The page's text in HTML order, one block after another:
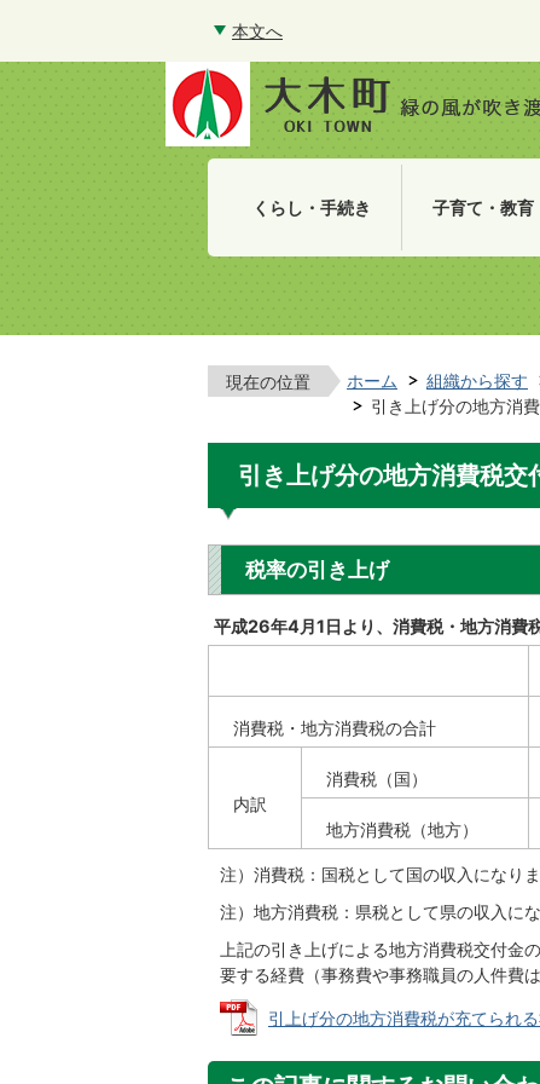
本文へ
くらし・手続き 子育て・教育
現在の位置 ホーム 組織から探す
引き上げ分の地方消
引き上げ分の地方消費税交
税率の引き上げ
平成26年4月1日より、消費税・地方消費
消費税・地方消費税の合計
内訳
消費税（国）
地方消費税（地方）
注）消費税：国税として国の収入になりま
注）地方消費税：県税として県の収入に
上記の引き上げによる地方消費税交付金
要する経費（事務費や事務職員の人件費
引上げ分の地方消費税が充てられ